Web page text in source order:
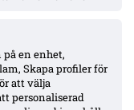
en enhet,
Skapa profiler för
att välja
personaliserad
mot Rakow – avfärdar
och Ljungskile i